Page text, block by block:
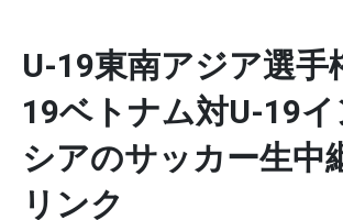
U-19東南アジア選手
19ベトナム対U-19
シアのサッカー生中
リンク